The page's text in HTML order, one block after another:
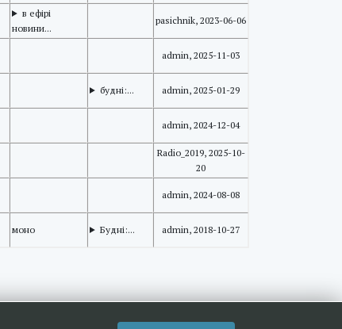
в ефірі
новини...
pasichnik, 2023-06-06
admin, 2025-11-03
будні:... admin, 2025-01-29
admin, 2024-12-04
Radio_2019, 2025-10-
20
admin, 2024-08-08
моно Будні:... admin, 2018-10-27